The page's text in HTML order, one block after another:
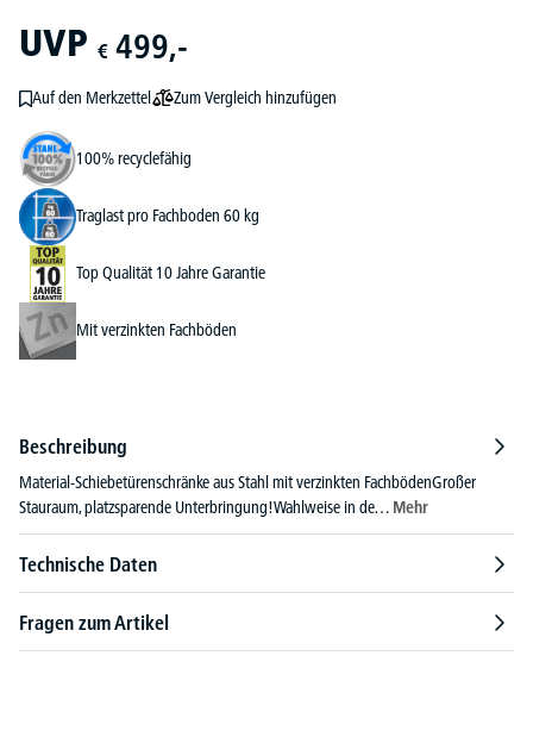
UVP € 499,-
Auf den Merkzettel Zum Vergleich hinzufügen
100% recyclefähig
Traglast pro Fachboden 60 kg
Top Qualität 10 Jahre Garantie
Mit verzinkten Fachböden
Beschreibung
Material-Schiebetürenschränke aus Stahl mit verzinkten FachbödenGroßer
Stauraum, platzsparende Unterbringung!Wahlweise in de… Mehr
Technische Daten
Fragen zum Artikel